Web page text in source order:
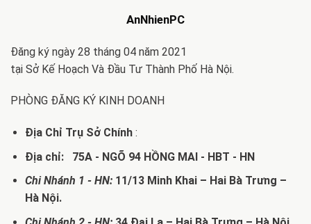
AnNhienPC
Đăng ký ngày 28 tháng 04 năm 2021
tại Sở Kế Hoạch Và Đầu Tư Thành Phố Hà Nội.
PHÒNG ĐĂNG KÝ KINH DOANH
Địa Chỉ Trụ Sở Chính:
Địa chỉ: 75A - NGÕ 94 HỒNG MAI - HBT - HN
Chi Nhánh 1 - HN:11/13 Minh Khai – Hai Bà Trưng –
Hà Nội.